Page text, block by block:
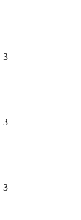
3
3
3